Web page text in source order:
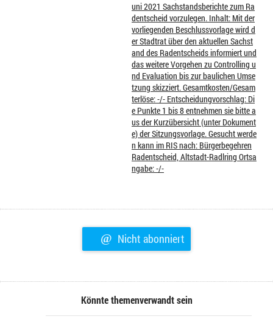
uni 2021 Sachstandsberichte zum Ra
dentscheid vorzulegen. Inhalt: Mit der
vorliegenden Beschlussvorlage wird d
er Stadtrat über den aktuellen Sachst
and des Radentscheids informiert und
das weitere Vorgehen zu Controlling u
nd Evaluation bis zur baulichen Umse
tzung skizziert. Gesamtkosten/Gesam
terlöse: -/- Entscheidungvorschlag: Di
e Punkte 1 bis 8 entnehmen sie bitte a
us der Kurzübersicht (unter Dokument
e) der Sitzungsvorlage. Gesucht werde
n kann im RIS nach: Bürgerbegehren
Radentscheid, Altstadt-Radlring Ortsa
ngabe: -/-
@ Nicht abonniert
Könnte themenverwandt sein